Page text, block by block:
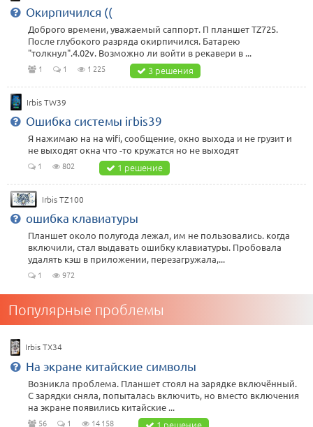
Окирпичился ((
Доброго времени, уважаемый саппорт. П планшет TZ725.
После глубокого разряда окирпичился. Батарею
"толкнул".4.02v. Возможно ли войти в рекавери в ...
1 1 1 225 3 решения
Irbis TW39
Ошибка системы irbis39
Я нажимаю на на wifi, сообщение, окно выхода и не грузит и
не выходят окна что -то кружатся но не выходят
1 802 1 решение
Irbis TZ100
ошибка клавиатуры
Планшет около полугода лежал, им не пользовались. когда
включили, стал выдавать ошибку клавиатуры. Пробовала
удалять кэш в приложении, перезагружала,...
1 972
Популярные проблемы
Irbis TX34
На экране китайские символы
Возникла проблема. Планшет стоял на зарядке включённый.
С зарядки сняла, попыталась включить, но вместо включения
на экране появились китайские ...
56 1 14 158 1 решение